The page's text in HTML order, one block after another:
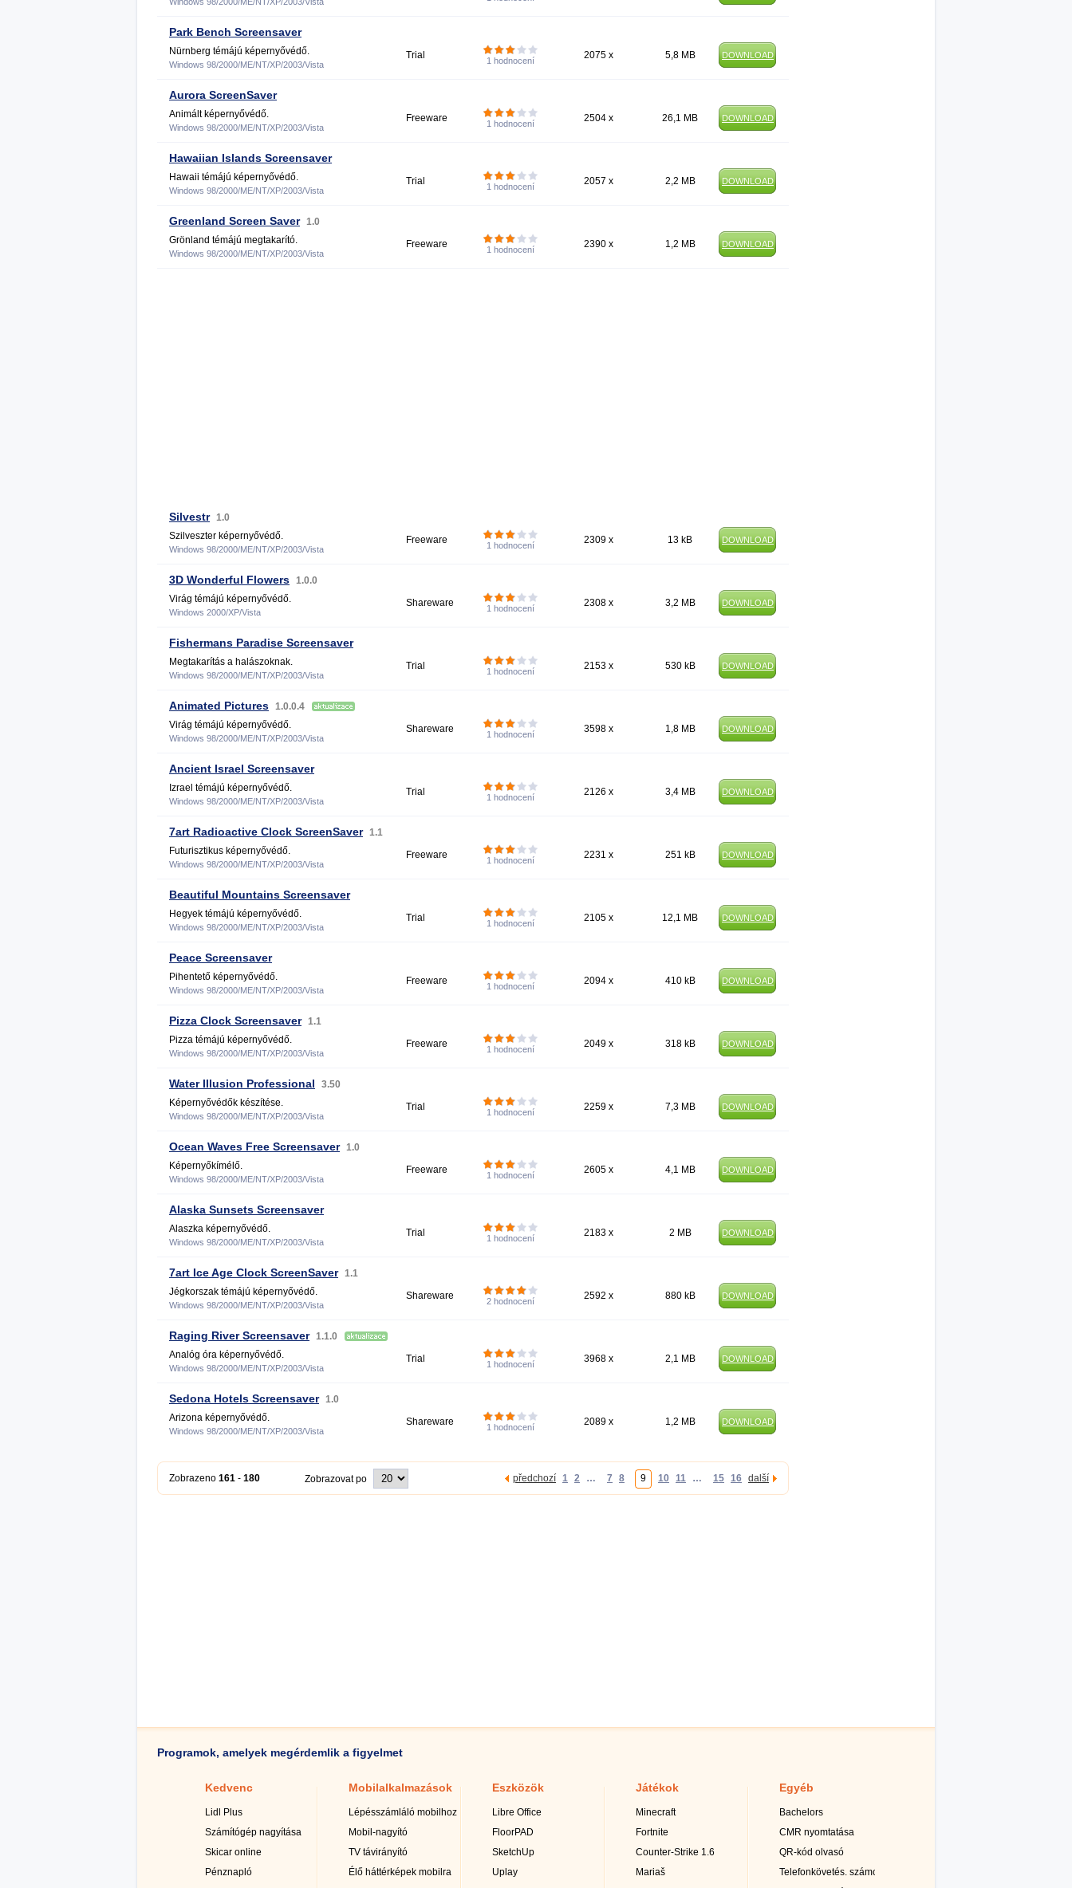
Park Bench Screensaver
Nürnberg témájú képernyővédő.
Windows 98/2000/ME/NT/XP/2003/Vista
Trial 1 hodnocení 2075 x 5,8 MB DOWNLOAD
Aurora ScreenSaver
Animált képernyővédő.
Windows 98/2000/ME/NT/XP/2003/Vista
Freeware 1 hodnocení 2504 x 26,1 MB DOWNLOAD
Hawaiian Islands Screensaver
Hawaii témájú képernyővédő.
Windows 98/2000/ME/NT/XP/2003/Vista
Trial 1 hodnocení 2057 x 2,2 MB DOWNLOAD
Greenland Screen Saver 1.0
Grönland témájú megtakarító.
Windows 98/2000/ME/NT/XP/2003/Vista
Freeware 1 hodnocení 2390 x 1,2 MB DOWNLOAD
Silvestr 1.0
Szilveszter képernyővédő.
Windows 98/2000/ME/NT/XP/2003/Vista
Freeware 1 hodnocení 2309 x 13 kB DOWNLOAD
3D Wonderful Flowers 1.0.0
Virág témájú képernyővédő.
Windows 2000/XP/Vista
Shareware 1 hodnocení 2308 x 3,2 MB DOWNLOAD
Fishermans Paradise Screensaver
Megtakarítás a halászoknak.
Windows 98/2000/ME/NT/XP/2003/Vista
Trial 1 hodnocení 2153 x 530 kB DOWNLOAD
Animated Pictures 1.0.0.4
Virág témájú képernyővédő.
Windows 98/2000/ME/NT/XP/2003/Vista
Shareware 1 hodnocení 3598 x 1,8 MB DOWNLOAD
Ancient Israel Screensaver
Izrael témájú képernyővédő.
Windows 98/2000/ME/NT/XP/2003/Vista
Trial 1 hodnocení 2126 x 3,4 MB DOWNLOAD
7art Radioactive Clock ScreenSaver 1.1
Futurisztikus képernyővédő.
Windows 98/2000/ME/NT/XP/2003/Vista
Freeware 1 hodnocení 2231 x 251 kB DOWNLOAD
Beautiful Mountains Screensaver
Hegyek témájú képernyővédő.
Windows 98/2000/ME/NT/XP/2003/Vista
Trial 1 hodnocení 2105 x 12,1 MB DOWNLOAD
Peace Screensaver
Pihentető képernyővédő.
Windows 98/2000/ME/NT/XP/2003/Vista
Freeware 1 hodnocení 2094 x 410 kB DOWNLOAD
Pizza Clock Screensaver 1.1
Pizza témájú képernyővédő.
Windows 98/2000/ME/NT/XP/2003/Vista
Freeware 1 hodnocení 2049 x 318 kB DOWNLOAD
Water Illusion Professional
3.50
Képernyővédők készítése.
Windows 98/2000/ME/NT/XP/2003/Vista
Trial 1 hodnocení 2259 x 7,3 MB DOWNLOAD
Ocean Waves Free Screensaver 1.0
Képernyőkímélő.
Windows 98/2000/ME/NT/XP/2003/Vista
Freeware 1 hodnocení 2605 x 4,1 MB DOWNLOAD
Alaska Sunsets Screensaver
Alaszka képernyővédő.
Windows 98/2000/ME/NT/XP/2003/Vista
Trial 1 hodnocení 2183 x 2 MB DOWNLOAD
7art Ice Age Clock ScreenSaver 1.1
Jégkorszak témájú képernyővédő.
Windows 98/2000/ME/NT/XP/2003/Vista
Shareware 2 hodnocení 2592 x 880 kB DOWNLOAD
Raging River Screensaver 1.1.0
Analóg óra képernyővédő.
Windows 98/2000/ME/NT/XP/2003/Vista
Trial 1 hodnocení 3968 x 2,1 MB DOWNLOAD
Sedona Hotels Screensaver 1.0
Arizona képernyővédő.
Windows 98/2000/ME/NT/XP/2003/Vista
Shareware 1 hodnocení 2089 x 1,2 MB DOWNLOAD
Zobrazeno 161 - 180 Zobrazovat po předchozí 1 2 … 7 8 9 10 11 … 15 16 další
Programok, amelyek megérdemlik a figyelmet
Kedvenc
Lidl Plus
Számítógép nagyítása
Skicar online
Pénznapló
Mobilalkalmazások
Lépésszámláló mobilhoz
Mobil-nagyító
TV távirányító
Élő háttérképek mobilra
Eszközök
Libre Office
FloorPAD
SketchUp
Uplay
Játékok
Minecraft
Fortnite
Counter-Strike 1.6
Mariaš
Egyéb
Bachelors
CMR nyomtatása
QR-kód olvasó
Telefonkövetés. számok